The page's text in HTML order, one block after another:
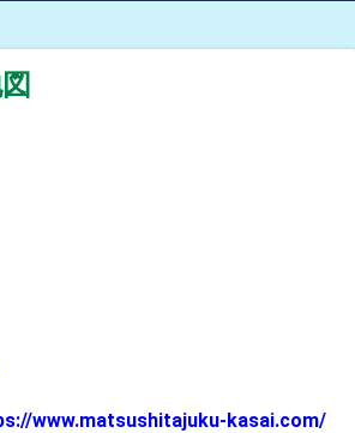
www.matsushitajuku-kasai.com/